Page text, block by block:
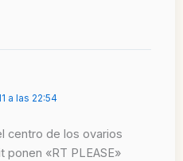
a las 22:54
centro de los ovarios
ponen «RT PLEASE»